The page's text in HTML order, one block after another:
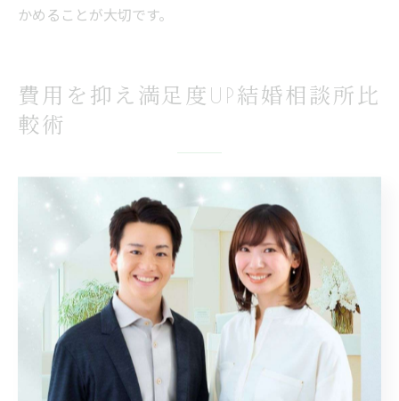
かめることが大切です。
費用を抑え満足度UP結婚相談所比
較術
費用を抑えた結婚相談所選びのコツを紹介
結婚相談所の料金は、入会金・月会費・成婚料など複数
の項目で構成されており、埼玉県蕨市でも相談所ごとに
費用体系はさまざまです。費用を抑えたい方は、まず自
分がどのようなサポートやサービス内容を重視するのか
を明確にし、予算と照らし合わせて比較することが重要
です。